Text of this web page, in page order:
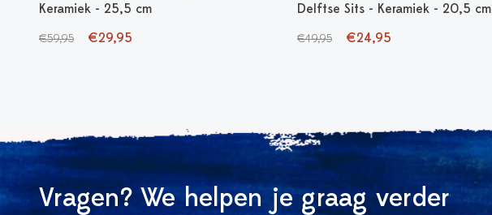
Keramiek - 25,5 cm
€59,95 €29,95
Delftse Sits - Keramiek - 20,5 cm
€49,95 €24,95
Vragen? We helpen je graag verder